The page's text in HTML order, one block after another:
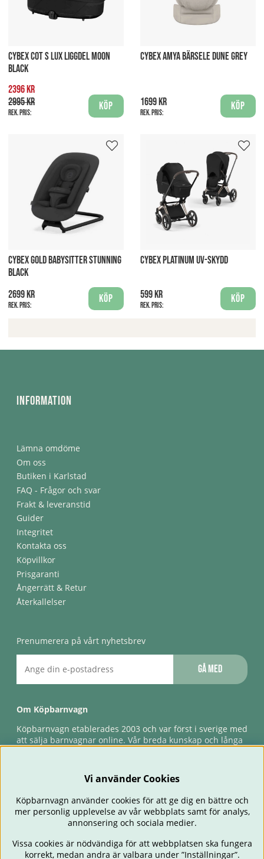
CYBEX COT S LUX LIGGDEL MOON
BLACK
2396 kr
2995 kr
Rek. pris:
Köp
CYBEX AMYA BÄRSELE DUNE GREY
1699 kr
Rek. pris:
Köp
CYBEX GOLD BABYSITTER STUNNING
BLACK
2699 kr
Rek. pris:
Köp
CYBEX PLATINUM UV-SKYDD
599 kr
Rek. pris:
Köp
Information
Lämna omdöme
Om oss
Butiken i Karlstad
FAQ - Frågor och svar
Frakt & leveranstid
Guider
Integritet
Kontakta oss
Köpvillkor
Prisgaranti
Ångerrätt & Retur
Återkallelser
Prenumerera på vårt nyhetsbrev
Gå med
Om Köpbarnvagn
Köpbarnvagn etablerades 2003 och var först i sverige med
att sälja barnvagnar online. Vår breda kunskap och långa
förlossningsgaranti & förlängd ångerrätt.
Vi använder Cookies
Köpbarnvagn använder cookies för att ge dig en bättre och
mer personlig upplevelse av vår webbplats samt för analys,
annonsering och sociala medier.
Vissa cookies är nödvändiga för att webbplatsen ska fungera
korrekt, medan andra är valbara under ”Inställningar”.